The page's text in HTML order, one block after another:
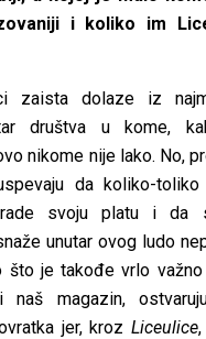
i koliko im
zaista dolaze iz
društva u kome,
nikome nije lako. No,
da koliko-
svoju platu i da
unutar ovog ludo
što je takođe vrlo
naš magazin,
jer, krozLiceulice